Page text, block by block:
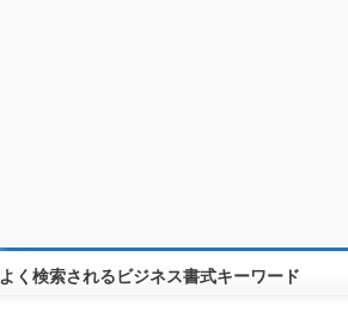
よく検索されるビジネス書式キーワード